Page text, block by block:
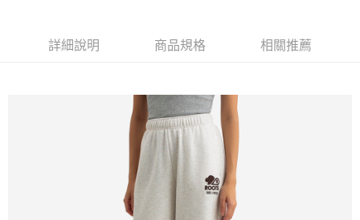
詳細說明 商品規格 相關推薦